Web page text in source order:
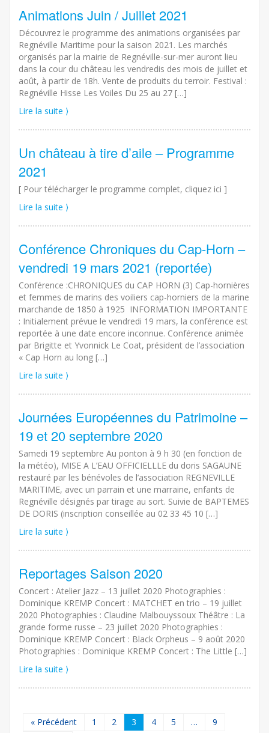
Animations Juin / Juillet 2021
Découvrez le programme des animations organisées par
Regnéville Maritime pour la saison 2021. Les marchés
organisés par la mairie de Regnéville-sur-mer auront lieu
dans la cour du château les vendredis des mois de juillet et
août, à partir de 18h. Vente de produits du terroir. Festival :
Regnéville Hisse Les Voiles Du 25 au 27 […]
Lire la suite ⟩
Un château à tire d’aile – Programme
2021
[ Pour télécharger le programme complet, cliquez ici ]
Lire la suite ⟩
Conférence Chroniques du Cap-Horn –
vendredi 19 mars 2021 (reportée)
Conférence :CHRONIQUES du CAP HORN (3) Cap-hornières
et femmes de marins des voiliers cap-horniers de la marine
marchande de 1850 à 1925 INFORMATION IMPORTANTE
: Initialement prévue le vendredi 19 mars, la conférence est
reportée à une date encore inconnue. Conférence animée
par Brigitte et Yvonnick Le Coat, président de l’association
« Cap Horn au long […]
Lire la suite ⟩
Journées Européennes du Patrimoine –
19 et 20 septembre 2020
Samedi 19 septembre Au ponton à 9 h 30 (en fonction de
la météo), MISE A L’EAU OFFICIELLLE du doris SAGAUNE
restauré par les bénévoles de l’association REGNEVILLE
MARITIME, avec un parrain et une marraine, enfants de
Regnéville désignés par tirage au sort. Suivie de BAPTEMES
DE DORIS (inscription conseillée au 02 33 45 10 […]
Lire la suite ⟩
Reportages Saison 2020
Concert : Atelier Jazz – 13 juillet 2020 Photographies :
Dominique KREMP Concert : MATCHET en trio – 19 juillet
2020 Photographies : Claudine Malbouyssoux Théâtre : La
grande forme russe – 23 juillet 2020 Photographies :
Dominique KREMP Concert : Black Orpheus – 9 août 2020
Photographies : Dominique KREMP Concert : The Little […]
Lire la suite ⟩
« Précédent 1 2 3 4 5 …
9